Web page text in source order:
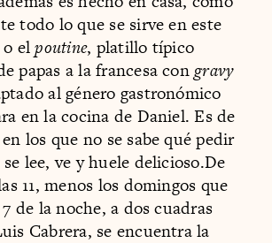
todo lo que se sirve en este
o elpoutine, platillo típico
papas a la francesa congravy
al género gastronómico
en la cocina de Daniel. Es de
los que no se sabe qué pedir
lee, ve y huele delicioso.De
11, menos los domingos que
de la noche, a dos cuadras
Cabrera, se encuentra la